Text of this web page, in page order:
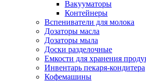
Вакууматоры
Контейнеры
Вспениватели для молока
Дозаторы масла
Дозаторы мыла
Доски разделочные
Емкости для хранения
Инвентарь пекаря-кондитера
Кофемашины